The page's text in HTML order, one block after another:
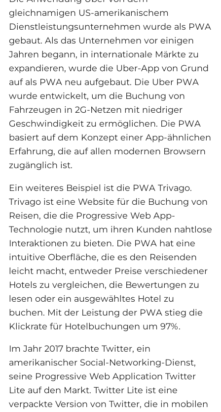
gleichnamigen US-amerikanischem
Dienstleistungsunternehmen wurde als PWA
gebaut. Als das Unternehmen vor einigen
Jahren begann, in internationale Märkte zu
expandieren, wurde die Uber-App von Grund
auf als PWA neu aufgebaut. Die Uber PWA
wurde entwickelt, um die Buchung von
Fahrzeugen in 2G-Netzen mit niedriger
Geschwindigkeit zu ermöglichen. Die PWA
basiert auf dem Konzept einer App-ähnlichen
Erfahrung, die auf allen modernen Browsern
zugänglich ist.
Ein weiteres Beispiel ist die PWA Trivago.
Trivago ist eine Website für die Buchung von
Reisen, die die Progressive Web App-
Technologie nutzt, um ihren Kunden nahtlose
Interaktionen zu bieten. Die PWA hat eine
intuitive Oberfläche, die es den Reisenden
leicht macht, entweder Preise verschiedener
Hotels zu vergleichen, die Bewertungen zu
lesen oder ein ausgewähltes Hotel zu
buchen. Mit der Leistung der PWA stieg die
Klickrate für Hotelbuchungen um 97%.
Im Jahr 2017 brachte Twitter, ein
amerikanischer Social-Networking-Dienst,
seine Progressive Web Application Twitter
Lite auf den Markt. Twitter Lite ist eine
verpackte Version von Twitter, die in mobilen